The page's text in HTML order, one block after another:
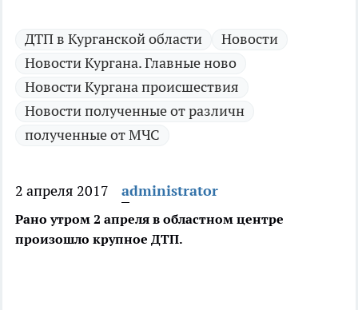
ДТП в Курганской области
Новости
Новости Кургана. Главные ново
Новости Кургана происшествия
Новости полученные от различн
полученные от МЧС
2 апреля 2017 administrator
Рано утром 2 апреля в областном центре
произошло крупное ДТП.